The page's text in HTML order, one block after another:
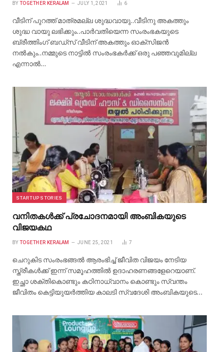
BY TOGETHER KERALAM JULY 1, 2021 6
വീടിന് പുറത്ത് മാത്രമല്ല ശുദ്ധവായു..വീടിനു അകത്തും
ശുദ്ധ വായു ലഭിക്കും..പാർവതിയെന്ന സംരംഭകയുടെ
ബ്രീത്തിംഗ് ബഡ്സ് വീടിന് അകത്തും ഓക്സിജൻ
നൽകും..നമ്മുടെ നാട്ടിൽ സംരംഭകർക്ക് ഒരു പഞ്ഞവുമില്ല
എന്നാൽ…
STARTUP STORIES
വനിതകള്‍ക്ക് പ്രചോദനമായി അംബികയുടെ
വിജയകഥ
BY TOGETHER KERALAM JUNE 25, 2021 7
ചെറുകിട സംരംഭങ്ങല്‍ ആരംഭിച്ച് ജീവിത വിജയം നേടിയ
സ്ത്രീകള്‍ക്ക് ഇന്ന് സമൂഹത്തില്‍ ഉദാഹരണങ്ങളേറെയാണ്.
ഇച്ഛാ ശക്തികൊണ്ടും കഠിനാധ്വാനം കൊണ്ടും സ്വന്തം
ജീവിതം കെട്ടിയുയര്‍ത്തിയ കാലടി സ്വദേശി അംബികയുടെ…